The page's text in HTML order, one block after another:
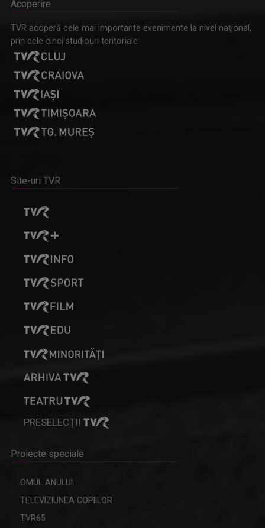
Acoperire
TVR acoperă cele mai importante evenimente la nivel naţional,
prin cele cinci studiouri teritoriale:
Site-uri TVR
PRESELECȚII
Proiecte speciale
OMUL ANULUI
TELEVIZIUNEA COPIILOR
TVR65